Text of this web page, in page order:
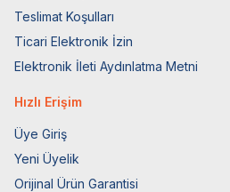
Teslimat Koşulları
Ticari Elektronik İzin
Elektronik İleti Aydınlatma Metni
Hızlı Erişim
Üye Giriş
Yeni Üyelik
Orijinal Ürün Garantisi